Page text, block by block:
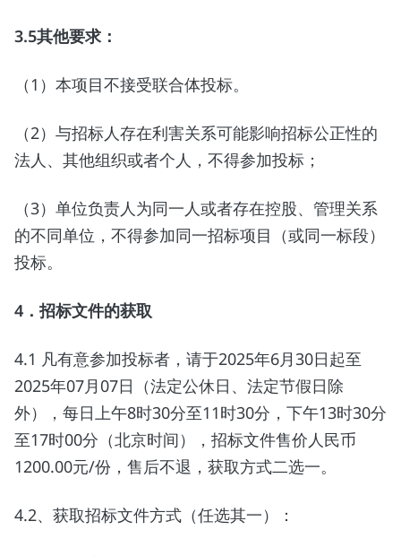
3.5其他要求：
（1）本项目不接受联合体投标。
（2）与招标人存在利害关系可能影响招标公正性的
法人、其他组织或者个人，不得参加投标；
（3）单位负责人为同一人或者存在控股、管理关系
的不同单位，不得参加同一招标项目（或同一标段）
投标。
4 ．招标文件的获取
4.1 凡有意参加投标者，请于2025年6月30日起至
2025年07月07日（法定公休日、法定节假日除
外），每日上午8时30分至11时30分，下午13时30分
至17时00分（北京时间），招标文件售价人民币
1200.00元/份，售后不退，获取方式二选一。
4.2、获取招标文件方式（任选其一）：